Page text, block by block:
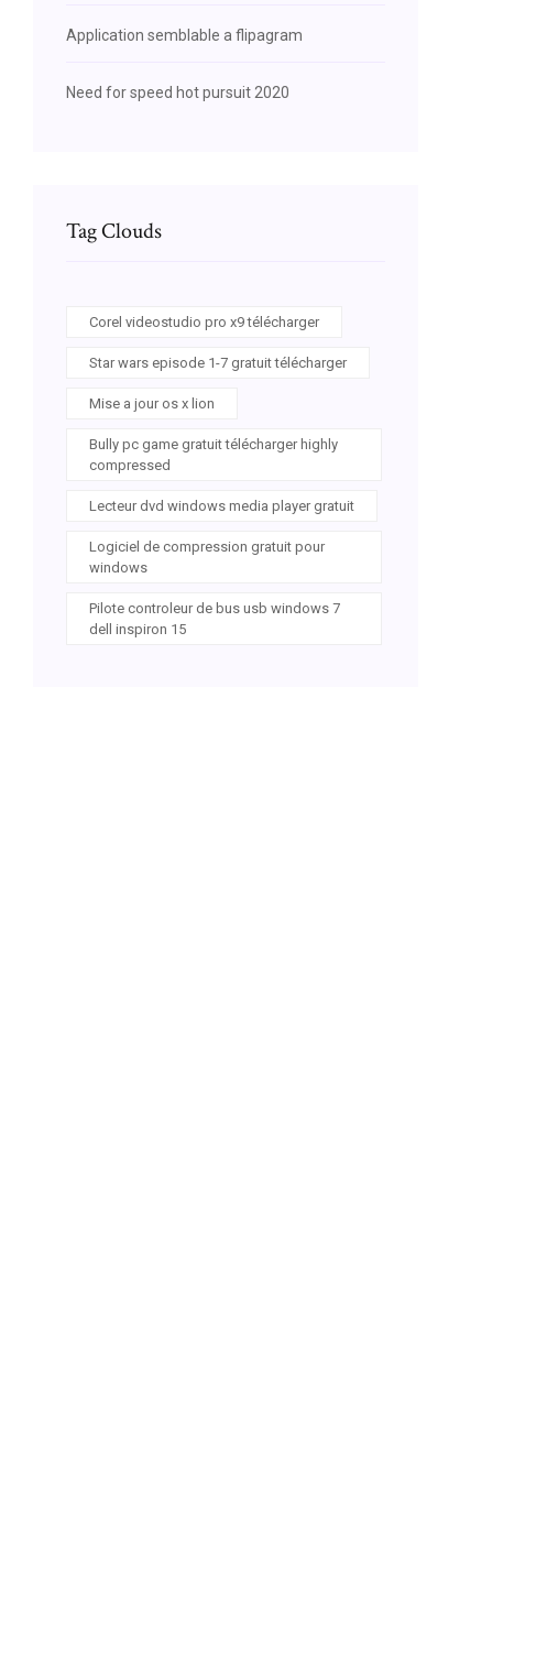
Application semblable a flipagram
Need for speed hot pursuit 2020
Tag Clouds
Corel videostudio pro x9 télécharger
Star wars episode 1-7 gratuit télécharger
Mise a jour os x lion
Bully pc game gratuit télécharger highly
compressed
Lecteur dvd windows media player gratuit
Logiciel de compression gratuit pour
windows
Pilote controleur de bus usb windows 7
dell inspiron 15